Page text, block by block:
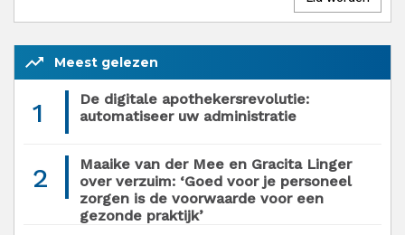
trending_up Meest gelezen
1
De digitale apothekersrevolutie:
automatiseer uw administratie
2
Maaike van der Mee en Gracita Linger
over verzuim: ‘Goed voor je personeel
zorgen is de voorwaarde voor een
gezonde praktijk’